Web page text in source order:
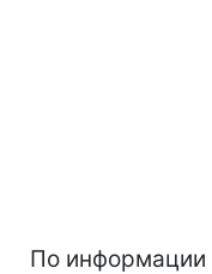
По информации